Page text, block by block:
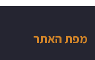
מפת האתר